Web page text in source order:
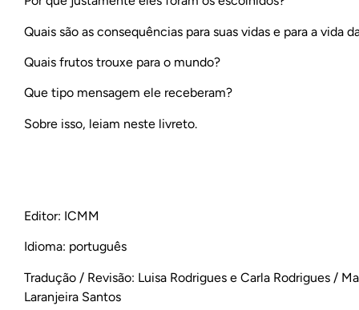
Quais são as consequências para suas vidas e para a vida
Quais frutos trouxe para o mundo?
Que tipo mensagem ele receberam?
Sobre isso, leiam neste livreto.
Editor: ICMM
Idioma: português
Tradução / Revisão: Luisa Rodrigues e Carla Rodrigues /
Laranjeira Santos